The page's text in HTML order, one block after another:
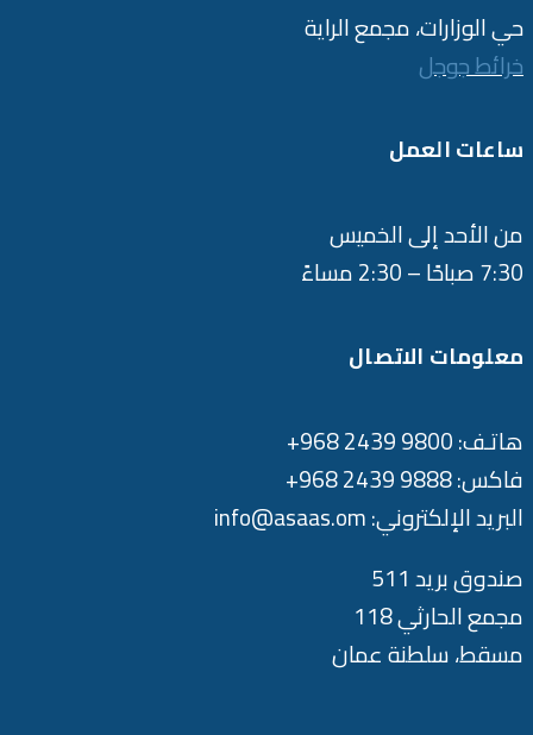
حي الوزارات، مجمع الراية
خرائط جوجل
ساعات العمل
من الأحد إلى الخميس
7:30 صباحًا – 2:30 مساءً
معلومات الاتصال
هاتـف: 9800 2439 968+
فاكس: 9888 2439 968+
البريد الإلكتروني: info@asaas.om
صندوق بريد 511
مجمع الحارثي 118
مسقط، سلطنة عمان